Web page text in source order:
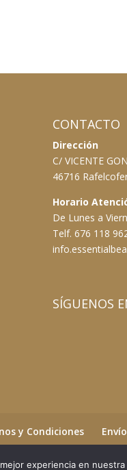
CONTACTO
Dirección
C/ VICENTE
46716
Horario
De Lunes a
Telf. 676 118
SÍGUENOS
y Condiciones
experiencia en